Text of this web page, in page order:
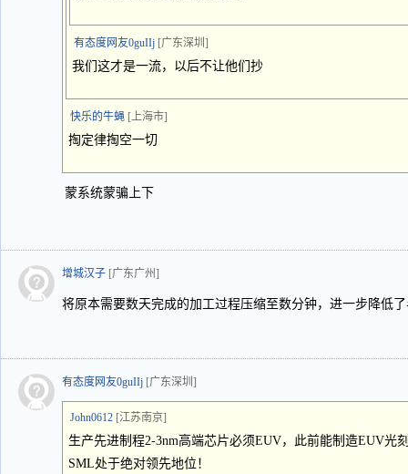
有态度网友0guIIj [广东深圳]
我们这才是一流，以后不让他们抄
快乐的牛蝇 [上海市]
掏定律掏空一切
蒙系统蒙骗上下
增城汉子 [广东广州]
将原本需要数天完成的加工过程压缩至数分钟，进一步降低
有态度网友0guIIj [广东深圳]
John0612 [江苏南京]
生产先进制程2-3nm高端芯片必须EUV，此前能制造EUV光
SML处于绝对领先地位！